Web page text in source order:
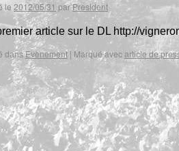
le 2012/05/31 parPresident
article sur le DL http://
dansEvènement | Marqué avecarticle de